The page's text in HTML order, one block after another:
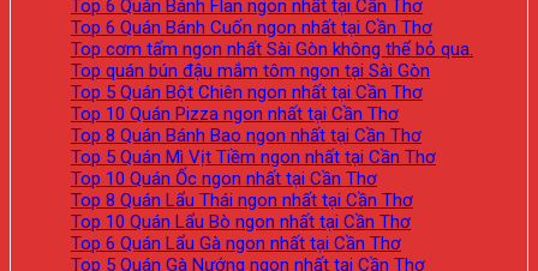
Top 6 Quán Bánh Flan ngon nhất tại Cần Thơ
Top 6 Quán Bánh Cuốn ngon nhất tại Cần Thơ
Top cơm tấm ngon nhất Sài Gòn không thể bỏ qua.
Top quán bún đậu mắm tôm ngon tại Sài Gòn
Top 5 Quán Bột Chiên ngon nhất tại Cần Thơ
Top 10 Quán Pizza ngon nhất tại Cần Thơ
Top 8 Quán Bánh Bao ngon nhất tại Cần Thơ
Top 5 Quán Mì Vịt Tiềm ngon nhất tại Cần Thơ
Top 10 Quán Ốc ngon nhất tại Cần Thơ
Top 8 Quán Lẩu Thái ngon nhất tại Cần Thơ
Top 10 Quán Lẩu Bò ngon nhất tại Cần Thơ
Top 6 Quán Lẩu Gà ngon nhất tại Cần Thơ
Top 5 Quán Gà Nướng ngon nhất tại Cần Thơ